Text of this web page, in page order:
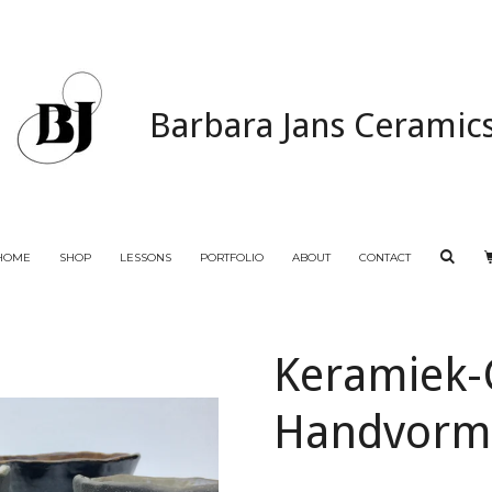
Barbara Jans
SHOP LESSONS PORTFOLIO ABOUT CONTACT